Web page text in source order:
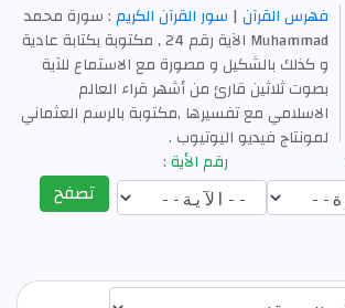
فهرس القرآن | سور القرآن الكريم: سورة محمد
Muhammad الآية رقم 24 , مكتوبة بكتابة عادية
و كذلك بالشكيل و مصورة مع الاستماع للآية
بصوت ثلاثين قارئ من أشهر قراء العالم
الاسلامي مع تفسيرها ,مكتوبة بالرسم العثماني
لمونتاج فيديو اليوتيوب .
رقم الأية :
تصفح
اختيار قارئ الآية